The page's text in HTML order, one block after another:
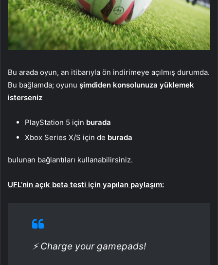
Bu arada oyun, an itibarıyla ön indirimeye açılmış durumda.
Bu bağlamda; oyunu şimdiden konsolunuza yüklemek
isterseniz
PlayStation 5 için burada
Xbox Series X/S için de burada
bulunan bağlantıları kullanabilirsiniz.
UFL’nin açık beta testi için yapılan paylaşım:
⚡️ Charge your gamepads!